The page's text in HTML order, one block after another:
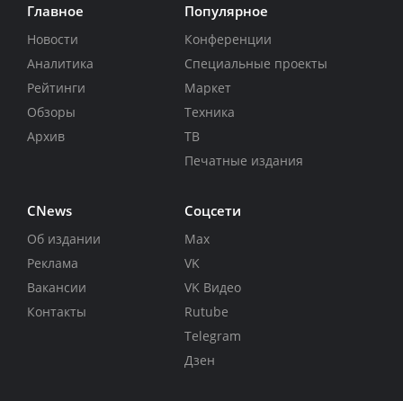
Главное
Новости
Аналитика
Рейтинги
Обзоры
Архив
Популярное
Конференции
Специальные проекты
Маркет
Техника
ТВ
Печатные издания
CNews
Об издании
Реклама
Вакансии
Контакты
Соцсети
Max
VK
VK Видео
Rutube
Telegram
Дзен